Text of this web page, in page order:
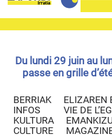
Du lundi 29 juin au
passe en grille
BERRIAK
INFOS
ELIZAREN
VIE DE
KULTURA
CULTURE